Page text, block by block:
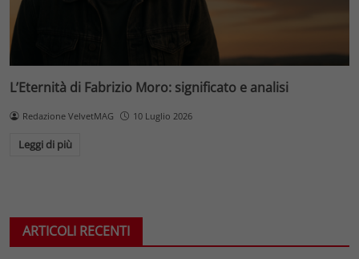
L’Eternità di Fabrizio Moro: significato e analisi
Redazione VelvetMAG 10 Luglio 2026
Leggi di più
ARTICOLI RECENTI